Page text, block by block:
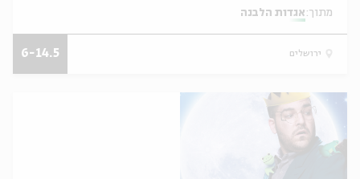
מתוך: אגדות הלבנה
ירושלים 6-14.5